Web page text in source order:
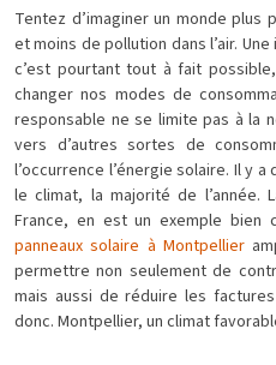
Tentez d’imaginer un monde plus
et moins de pollution dans l’air.
c’est pourtant tout à fait
changer nos modes de
responsable ne se limite pas à la
vers d’autres sortes de
l’occurrence l’énergie solaire. Il y
le climat, la majorité de l’année.
France, en est un exemple bien
panneaux solaire à Montpellier
permettre non seulement de
mais aussi de réduire les
donc. Montpellier, un climat